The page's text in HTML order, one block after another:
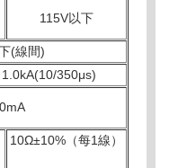
115V以下
(線間)
350μs)
10Ω±10%（每1線）